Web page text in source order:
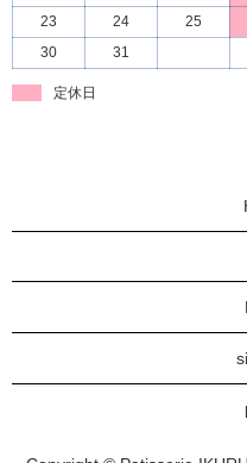
23
24 25
30
31
定休日